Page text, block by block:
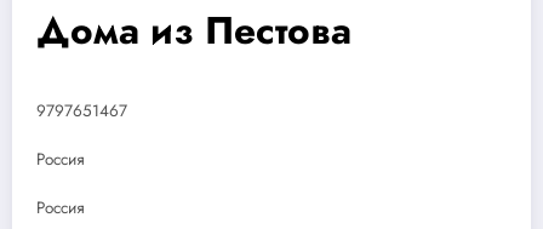
Дома из Пестова
9797651467
Россия
Россия